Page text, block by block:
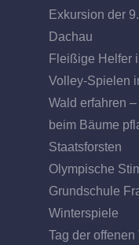
Exkursion der
Dachau
Fleißige Helfer
Volley-Spielen
Wald erfahren
beim Bäume
Staatsforsten
Olympische
Grundschule
Winterspiele
Tag der